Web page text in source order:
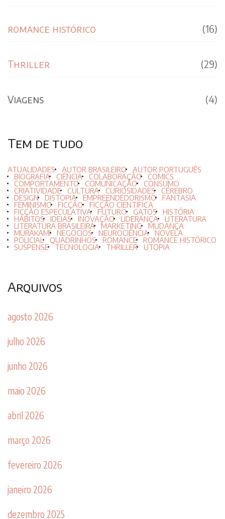
romance histórico (16)
Thriller (29)
Viagens (4)
Tem de tudo
ATUALIDADES AUTOR BRASILEIRO AUTOR PORTUGUÊS
BIOGRAFIA CIÊNCIA COLABORAÇÃO COMICS
COMPORTAMENTO COMUNICAÇÃO CONSUMO
CRIATIVIDADE CULTURA CURIOSIDADES CÉREBRO
DESIGN DISTOPIA EMPREENDEDORISMO FANTASIA
FEMINISMO FICÇÃO FICÇÃO CIENTÍFICA
FICÇÃO ESPECULATIVA FUTURO GATOS HISTÓRIA
HÁBITOS IDEIAS INOVAÇÃO LIDERANÇA LITERATURA
LITERATURA BRASILEIRA MARKETING MUDANÇA
MURAKAMI NEGÓCIOS NEUROCIÊNCIA NOVELA
POLICIAL QUADRINHOS ROMANCE ROMANCE HISTÓRICO
SUSPENSE TECNOLOGIA THRILLER UTOPIA
Arquivos
agosto 2026
julho 2026
junho 2026
maio 2026
abril 2026
março 2026
fevereiro 2026
janeiro 2026
dezembro 2025